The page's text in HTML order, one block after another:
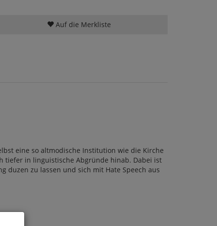
Auf die Merkliste
eine so altmodische Institution wie die Kirche
tiefer in linguistische Abgründe hinab. Dabei ist
duzen zu lassen und sich mit Hate Speech aus